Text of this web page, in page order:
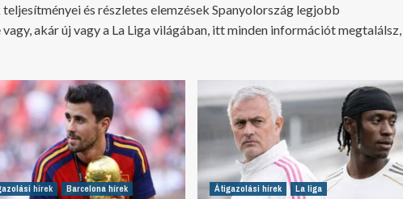
és részletes elemzések Spanyolország legjobb
akár új vagy a La Liga világában, itt minden információt megtalálsz,
hírek
Barcelona hírek
Átigazolási hírek
La liga